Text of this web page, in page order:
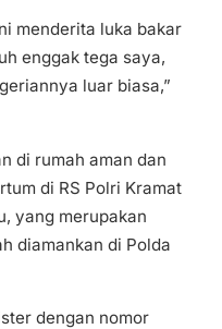
menderita luka bakar
enggak tega saya,
luar biasa,”
di rumah aman dan
di RS Polri Kramat
yang merupakan
diamankan di Polda
dengan nomor